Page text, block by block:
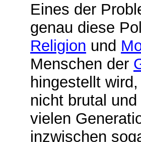
Eines der
genau diese
Religion und
Menschen der
hingestellt
nicht brutal
vielen
inzwischen